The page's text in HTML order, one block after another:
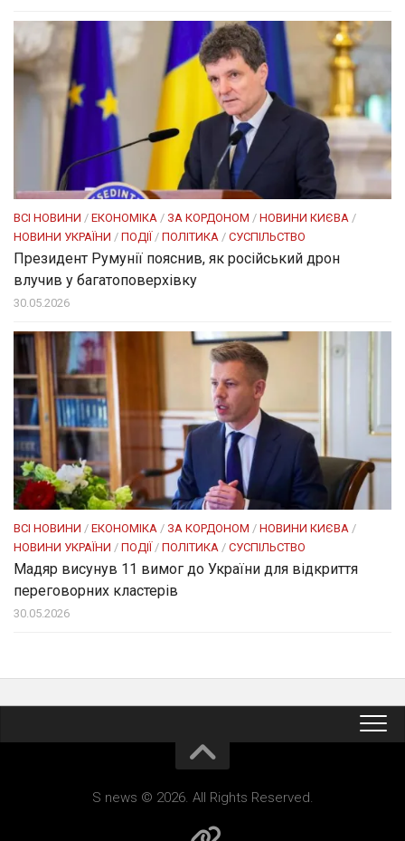
ВСІ НОВИНИ / ЕКОНОМІКА / ЗА КОРДОНОМ / НОВИНИ КИЄВА /
НОВИНИ УКРАЇНИ / ПОДІЇ/ ПОЛІТИКА / СУСПІЛЬСТВО
Президент Румунії пояснив, як російський дрон
влучив у багатоповерхівку
30.05.2026
ВСІ НОВИНИ / ЕКОНОМІКА / ЗА КОРДОНОМ / НОВИНИ КИЄВА /
НОВИНИ УКРАЇНИ / ПОДІЇ/ ПОЛІТИКА / СУСПІЛЬСТВО
Мадяр висунув 11 вимог до України для відкриття
переговорних кластерів
30.05.2026
S news © 2026. All Rights Reserved.